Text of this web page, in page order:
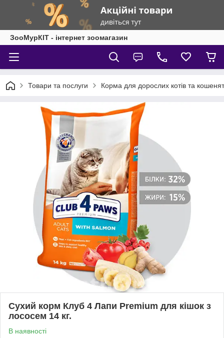
ЗооМурКІТ - інтернет зоомагазин
Товари та послуги Корма для дорослих котів та кошенят
Сухий корм Клуб 4 Лапи Premium для кішок з
лососем 14 кг.
В наявності